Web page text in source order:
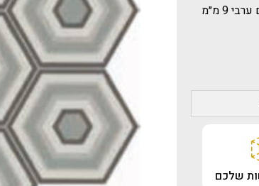
9 מ״מ
שלכם